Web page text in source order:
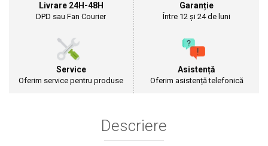
Sigurante electrice
Scule Pentru Construcții
Ciocane rotopercutoare
Plasa sarma galvanizata zincata
Livrare 24H-48H
DPD sau Fan Courier
Garanție
Între 12 și 24 de luni
Service
Oferim service pentru produse
Asistență
Oferim asistență telefonică
Descriere